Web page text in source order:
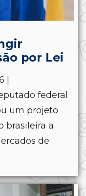
por Lei
|
federal
um projeto
brasileira a
de